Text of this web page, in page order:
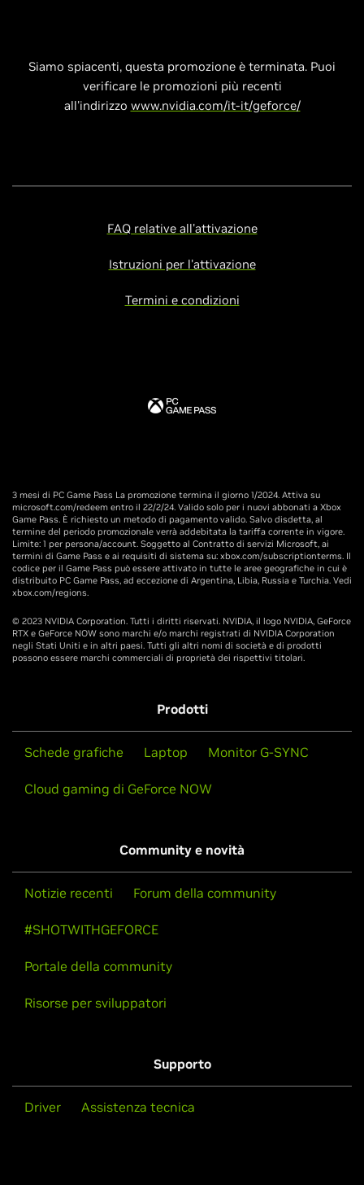
Siamo spiacenti, questa promozione è terminata. Puoi
verificare le promozioni più recenti
all'indirizzo www.nvidia.com/it-it/geforce/
FAQ relative all'attivazione
Istruzioni per l'attivazione
Termini e condizioni
3 mesi di PC Game Pass La promozione termina il giorno 1/2024. Attiva su
microsoft.com/redeem entro il 22/2/24. Valido solo per i nuovi abbonati a Xbox
Game Pass. È richiesto un metodo di pagamento valido. Salvo disdetta, al
termine del periodo promozionale verrà addebitata la tariffa corrente in vigore.
Limite: 1 per persona/account. Soggetto al Contratto di servizi Microsoft, ai
termini di Game Pass e ai requisiti di sistema su: xbox.com/subscriptionterms. Il
codice per il Game Pass può essere attivato in tutte le aree geografiche in cui è
distribuito PC Game Pass, ad eccezione di Argentina, Libia, Russia e Turchia. Vedi
xbox.com/regions.
© 2023 NVIDIA Corporation. Tutti i diritti riservati. NVIDIA, il logo NVIDIA, GeForce
RTX e GeForce NOW sono marchi e/o marchi registrati di NVIDIA Corporation
negli Stati Uniti e in altri paesi. Tutti gli altri nomi di società e di prodotti
possono essere marchi commerciali di proprietà dei rispettivi titolari.
Prodotti
Schede grafiche Laptop Monitor G-SYNC
Cloud gaming di GeForce NOW
Community e novità
Notizie recenti Forum della community
#SHOTWITHGEFORCE
Portale della community
Risorse per sviluppatori
Supporto
Driver Assistenza tecnica